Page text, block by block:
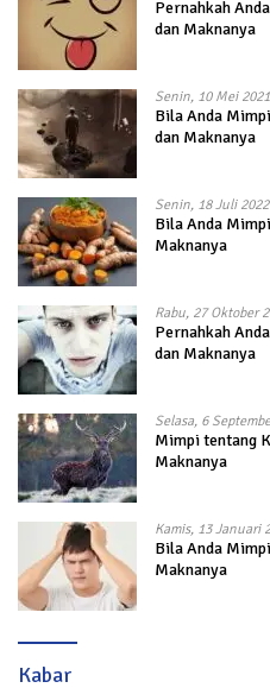
Pernahkah
dan Maknanya
Senin, 10 Mei 2021
Bila Anda
dan Maknanya
Senin, 18 Juli 2022
Bila Anda
Maknanya
Rabu, 27 Oktober
Pernahkah
dan Maknanya
Selasa, 6
Mimpi tentang
Maknanya
Kamis, 13 Januari
Bila Anda
Maknanya
Kabar